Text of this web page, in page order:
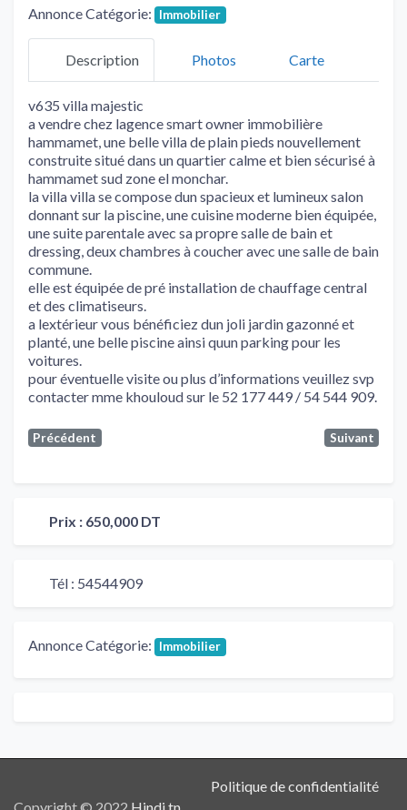
Annonce Catégorie: Immobilier
Description Photos Carte
v635 villa majestic
a vendre chez lagence smart owner immobilière
hammamet, une belle villa de plain pieds nouvellement
construite situé dans un quartier calme et bien sécurisé à
hammamet sud zone el monchar.
la villa villa se compose dun spacieux et lumineux salon
donnant sur la piscine, une cuisine moderne bien équipée,
une suite parentale avec sa propre salle de bain et
dressing, deux chambres à coucher avec une salle de bain
commune.
elle est équipée de pré installation de chauffage central
et des climatiseurs.
a lextérieur vous bénéficiez dun joli jardin gazonné et
planté, une belle piscine ainsi quun parking pour les
voitures.
pour éventuelle visite ou plus d’informations veuillez svp
contacter mme khouloud sur le 52 177 449 / 54 544 909.
Précédent Suivant
Prix : 650,000 DT
Tél : 54544909
Annonce Catégorie: Immobilier
Politique de confidentialité